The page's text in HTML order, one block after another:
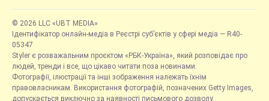
© 2026 LLC «UBT MEDIA»
Ідентифікатор онлайн-медіа в Реєстрі суб’єктів у сфері медіа — R40-
05347
Styler є розважальним проєктом «РБК-Україна», який розповідає про
людей, тренди і все, що цікаво читати поза новинами.
Фотографії, ілюстрації та інші зображення належать їхнім
правовласникам. Використання фотографій, позначених Getty Images,
допускається виключно за наявності письмового дозволу